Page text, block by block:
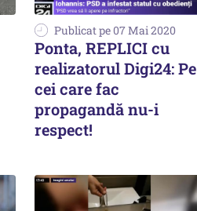
Publicat pe 07 Mai 2020
Ponta, REPLICI cu
realizatorul Digi24: Pe
cei care fac
propagandă nu-i
respect!